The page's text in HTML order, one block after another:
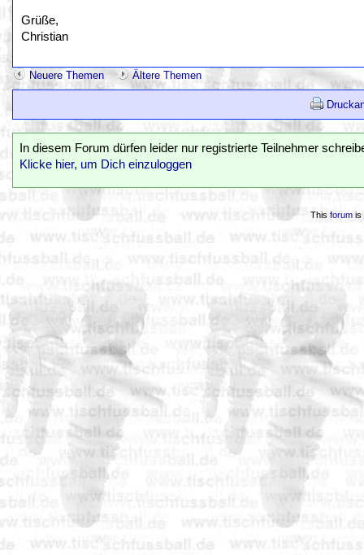
Grüße,
Christian
Neuere Themen Ältere Themen
In diesem Forum dürfen leider nur registrierte Teilnehmer
Klicke hier, um Dich einzuloggen
This forumis